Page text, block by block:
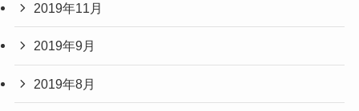
2019年11月
2019年9月
2019年8月